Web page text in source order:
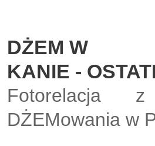
DŻEM W
KANIE -
Fotorelacja
DŻEMowania w